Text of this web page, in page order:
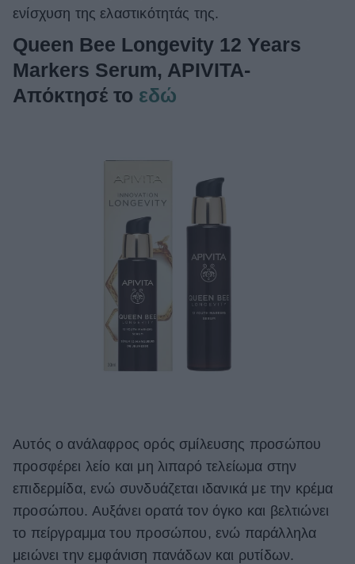
ενίσχυση της ελαστικότητάς της.
Queen Bee Longevity 12 Years
Markers Serum, APIVITA-
Απόκτησέ το εδώ
Αυτός ο ανάλαφρος ορός σμίλευσης προσώπου
προσφέρει λείο και μη λιπαρό τελείωμα στην
επιδερμίδα, ενώ συνδυάζεται ιδανικά με την κρέμα
προσώπου. Αυξάνει ορατά τον όγκο και βελτιώνει
το πείργραμμα του προσώπου, ενώ παράλληλα
μειώνει την εμφάνιση πανάδων και ρυτίδων.